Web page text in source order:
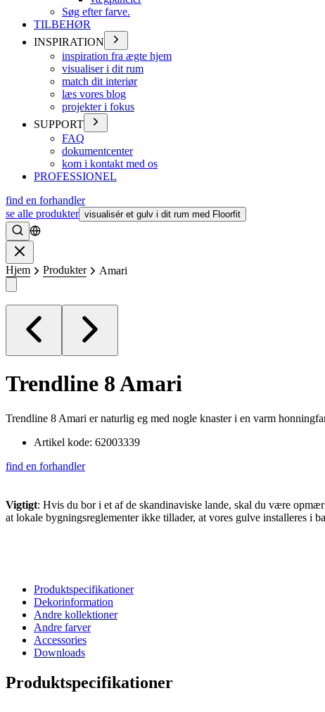
Søg efter farve.
TILBEHØR
INSPIRATION
inspiration fra ægte hjem
visualiser i dit rum
match dit interiør
læs vores blog
projekter i fokus
SUPPORT
FAQ
dokumentcenter
kom i kontakt med os
PROFESSIONEL
find en forhandler
se alle produkter visualisér et gulv i dit rum med Floorfit
Søge
Hjem Produkter Amari
Trendline 8Amari
Trendline 8 Amari er naturlig eg med nogle knaster i en varm
Artikel kode: 62003339
find en forhandler
Vigtigt: Hvis du bor i et af de skandinaviske lande, skal du være
at lokale bygningsreglementer ikke tillader, at vores gulve installeres i
Produktspecifikationer
Dekorinformation
Andre kollektioner
Andre farver
Accessories
Downloads
Produktspecifikationer